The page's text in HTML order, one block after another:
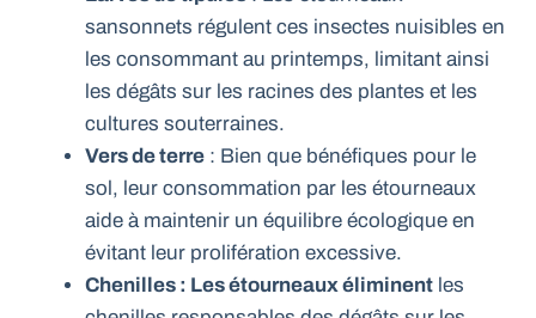
sansonnets régulent ces insectes nuisibles en
les consommant au printemps, limitant ainsi
les dégâts sur les racines des plantes et les
cultures souterraines.
Vers de terre : Bien que bénéfiques pour le
sol, leur consommation par les étourneaux
aide à maintenir un équilibre écologique en
évitant leur prolifération excessive.
Chenilles : Les étourneaux éliminent les